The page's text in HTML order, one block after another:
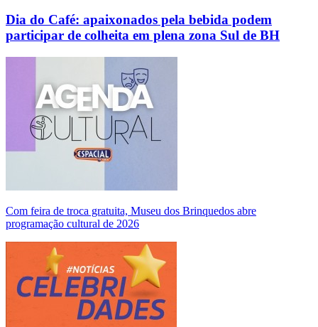
Dia do Café: apaixonados pela bebida podem
participar de colheita em plena zona Sul de BH
Com feira de troca gratuita, Museu dos Brinquedos abre
programação cultural de 2026